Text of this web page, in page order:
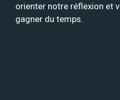
orienter notre réflexion et
gagner du temps.